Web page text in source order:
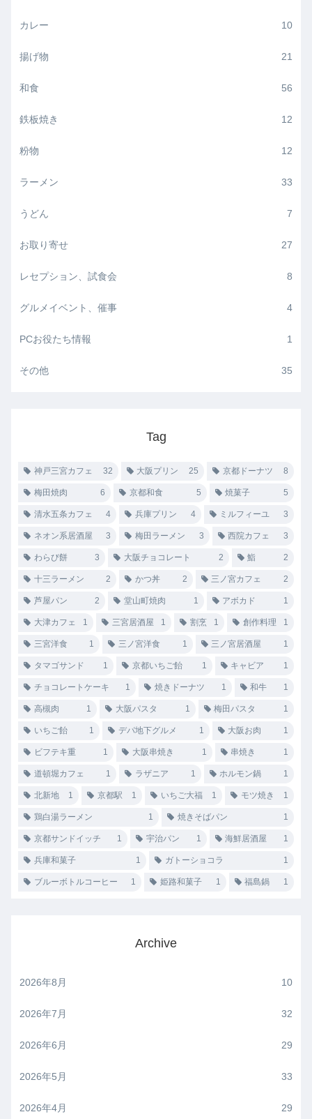
カレー 10
揚げ物 21
和食 56
鉄板焼き 12
粉物 12
ラーメン 33
うどん 7
お取り寄せ 27
レセプション、試食会 8
グルメイベント、催事 4
PCお役たち情報 1
その他 35
Tag
神戸三宮カフェ 32 大阪プリン 25 京都ドーナツ 8
梅田焼肉 6 京都和食 5 焼菓子 5
清水五条カフェ 4 兵庫プリン 4 ミルフィーユ 3
ネオン系居酒屋 3 梅田ラーメン 3 西院カフェ 3
わらび餅 3 大阪チョコレート 2 鮨 2
十三ラーメン 2 かつ丼 2 三ノ宮カフェ 2
芦屋パン 2 堂山町焼肉 1 アボカド 1
大津カフェ 1 三宮居酒屋 1 割烹 1 創作料理 1
三宮洋食 1 三ノ宮洋食 1 三ノ宮居酒屋 1
タマゴサンド 1 京都いちご飴 1 キャビア 1
チョコレートケーキ 1 焼きドーナツ 1 和牛 1
高槻肉 1 大阪パスタ 1 梅田パスタ 1
いちご飴 1 デパ地下グルメ 1 大阪お肉 1
ビフテキ重 1 大阪串焼き 1 串焼き 1
道頓堀カフェ 1 ラザニア 1 ホルモン鍋 1
北新地 1 京都駅 1 いちご大福 1 モツ焼き 1
鶏白湯ラーメン 1 焼きそばパン 1
京都サンドイッチ 1 宇治パン 1 海鮮居酒屋 1
兵庫和菓子 1 ガトーショコラ 1
ブルーボトルコーヒー 1 姫路和菓子 1 福島鍋 1
Archive
2026年8月 10
2026年7月 32
2026年6月 29
2026年5月 33
2026年4月 29